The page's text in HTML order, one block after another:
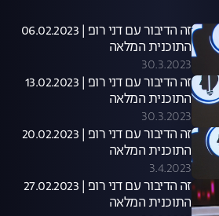
זה הדיבור עם דני רופ | 06.02.2023
התוכנית המלאה
30.3.2023
זה הדיבור עם דני רופ | 13.02.2023
התוכנית המלאה
30.3.2023
זה הדיבור עם דני רופ | 20.02.2023
התוכנית המלאה
3.4.2023
זה הדיבור עם דני רופ | 27.02.2023
התוכנית המלאה